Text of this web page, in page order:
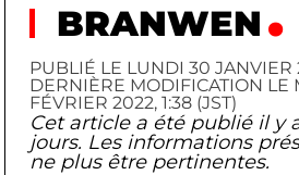
BRANWEN
PUBLIÉ LE LUNDI 30 JANVIER
DERNIÈRE MODIFICATION LE
FÉVRIER 2022, 1:38 (JST)
Cet article a été publié il y
jours. Les informations
ne plus être pertinentes.